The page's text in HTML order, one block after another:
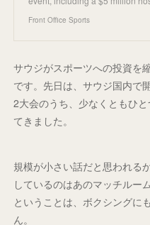
Front Office Sports
サウジがスポーツへの投資を
です。先日は、サウジ国内で
2大会のうち、少なくともひ
てきました。
規模が小さい話だと思われる
しているのはあのマッチルー
ということは、ボクシングに
ん。